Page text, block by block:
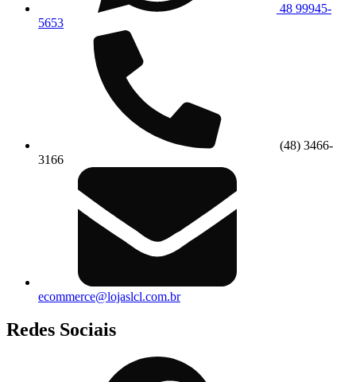
48 99945-
5653
(48) 3466-
3166
ecommerce@lojaslcl.com.br
Redes Sociais